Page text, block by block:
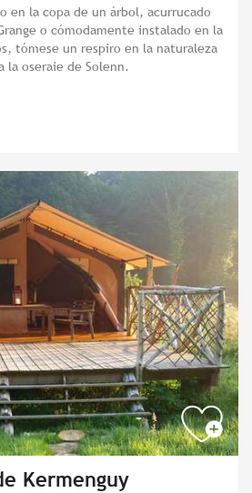
en la copa de un árbol, acurrucado
o cómodamente instalado en la
tómese un respiro en la naturaleza
la oseraie de Solenn.
Kermenguy